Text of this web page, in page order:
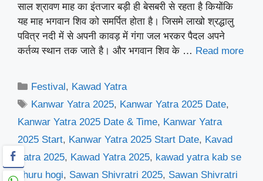
साल श्रावण माह का इंतजार बड़ी ही बेसबरी से रहता है कियोंकि
यह माह भगवान शिव को समर्पित होता है। जिसमे लाखो श्रद्धालु
पवित्र नदी में से अपनी कावड़ में गंगा जल भरकर पैदल अपने
कर्तव्य स्थान तक जाते है। और भगवान शिव के … Read more
Categories
Festival, Kawad Yatra
Tags
Kanwar Yatra 2025, Kanwar Yatra 2025 Date,
Kanwar Yatra 2025 Date & Time, Kanwar Yatra
2025 Start, Kanwar Yatra 2025 Start Date, Kavad
Yatra 2025, Kawad Yatra 2025, kawad yatra kab se
shuru hogi, Sawan Shivratri 2025, Sawan Shivratri